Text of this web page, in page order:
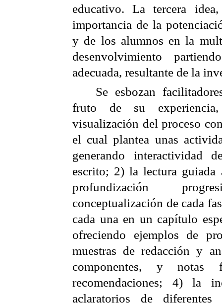
educativo. La tercera
importancia de la
y de los alumnos en la
desenvolvimiento
adecuada, resultante de la
Se esbozan
fruto de su
visualización del proceso
el cual plantea unas
generando interactividad
escrito; 2) la lectura guiada
profundización
conceptualización de cada
cada una en un capítulo
ofreciendo ejemplos de
muestras de redacción y
componentes, y
recomendaciones; 4) la
aclaratorios de diferentes